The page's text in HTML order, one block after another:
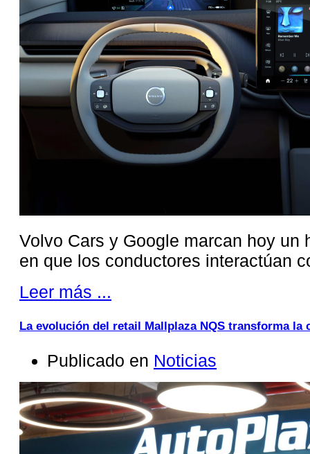
Volvo Cars y Google marcan hoy un
en que los conductores interactúan
Leer más ...
La evolución del retail Mallplaza NQS transforma la
Publicado en Noticias